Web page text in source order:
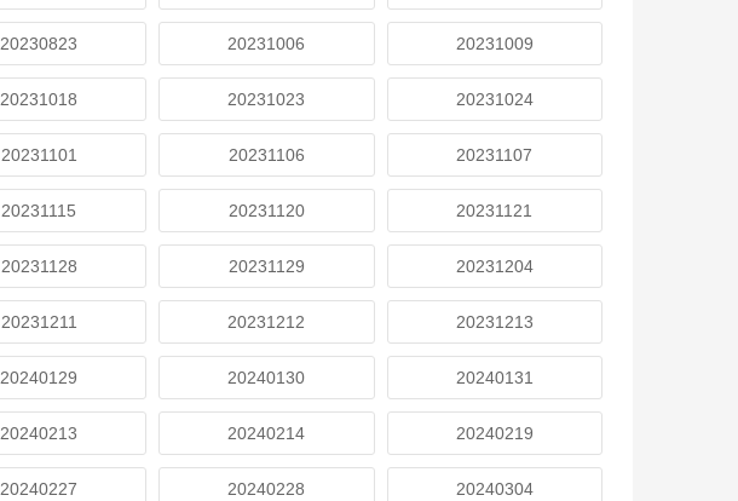
20230823 20231006 20231009
20231018 20231023 20231024
20231101 20231106 20231107
20231115 20231120 20231121
20231128 20231129 20231204
20231211 20231212 20231213
20240129 20240130 20240131
20240213 20240214 20240219
20240227 20240228 20240304